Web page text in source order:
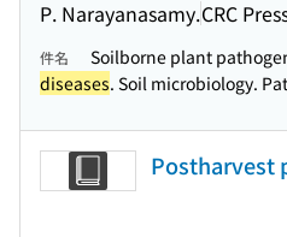
P. Narayanasamy.CRC
件名 Soilborne plant
diseases. Soil microbiology.
Postharvest